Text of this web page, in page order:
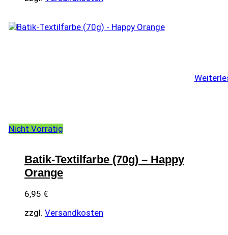
Nicht Vorrätig
Batik-Textilfarbe (70g) – Happy
Orange
6,95 €
zzgl. Versandkosten